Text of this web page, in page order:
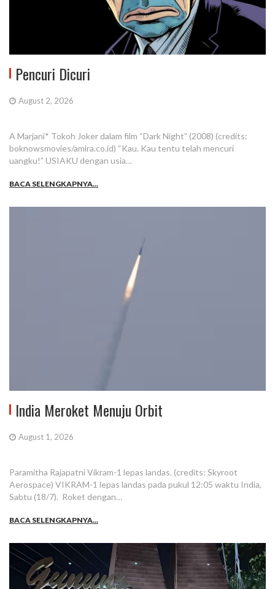
Pencuri Dicuri
August 2, 2026
A Marjani* Tokoh Joker dalam film “Dark Night” (2008) (credits:
boknowsmovies/amira.co.id) “Kau. Kau tentu telah mencuri
uangku!” USIAKU dengan usia…
BACA SELENGKAPNYA...
India Meroket Menuju Orbit
August 1, 2026
Paramitha Rajapatni Vikram-1 lepas landas. (credits: Skyroot
Aerospace) VIKRAM-1 lepas landas pada pukul 12:05 waktu India,
Sabtu (18/7). Roket dengan…
BACA SELENGKAPNYA...